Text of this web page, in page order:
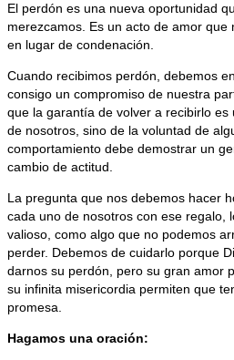
El perdón es una nueva oportunidad
merezcamos. Es un acto de amor que
en lugar de condenación.
Cuando recibimos perdón, debemos
consigo un compromiso de nuestra
que la garantía de volver a recibirlo
de nosotros, sino de la voluntad de
comportamiento debe demostrar un
cambio de actitud.
La pregunta que nos debemos hacer
cada uno de nosotros con ese regalo,
valioso, como algo que no podemos
perder. Debemos de cuidarlo porque
darnos su perdón, pero su gran amor
su infinita misericordia permiten que
promesa.
Hagamos una oración: